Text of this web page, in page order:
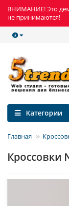
ВНИМАНИЕ! Это
не принимаются!
Категории
Главная
Кроссовки